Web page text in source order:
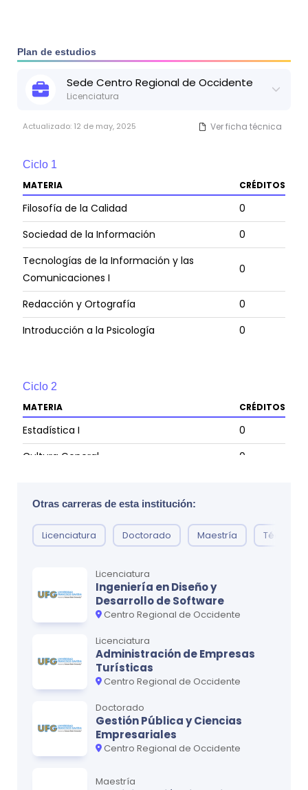
rehabilitación de la Salud Mental.
Plan de estudios
Sede Centro Regional de Occidente
Licenciatura
Actualizado: 12 de may, 2025 Ver ficha técnica
Ciclo 1
MATERIA
CRÉDITOS
Filosofía de la Calidad
0
Sociedad de la Información
0
Tecnologías de la Información y las
Comunicaciones I
0
Redacción y Ortografía
0
Introducción a la Psicología
0
Ciclo 2
MATERIA
CRÉDITOS
Estadística I
0
Cultura General
0
Comunicaciones II
Emprendimiento e Innovación
0
0
Métodos de Investigación en Psicología
0
Psicología del Desarrollo I
Psicología Fisiológica I
Psicología de la Personalidad I
Otras carreras de esta institución:
Licenciatura Doctorado Maestría Técnico
Licenciatura
Ingeniería en Diseño y
Desarrollo de Software
Centro Regional de Occidente
Licenciatura
Administración de Empresas
Turísticas
Centro Regional de Occidente
Doctorado
Gestión Pública y Ciencias
Empresariales
Centro Regional de Occidente
Maestría